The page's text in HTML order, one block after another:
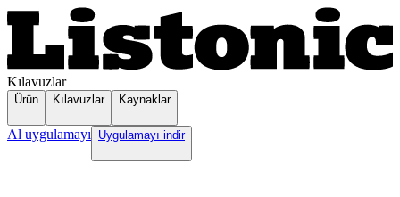
Kılavuzlar
Ürün Kılavuzlar Kaynaklar
Al uygulamayı Uygulamayı indir